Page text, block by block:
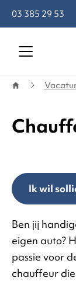
03 385 29 53
Terug naar
Ik wil
Ben jij
eigen auto?
passie voor
chauffeur